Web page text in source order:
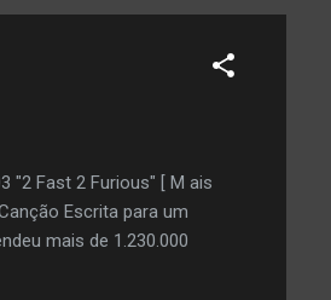
"2 Fast 2 Furious" [ M ais
Escrita para um
mais de 1.230.000